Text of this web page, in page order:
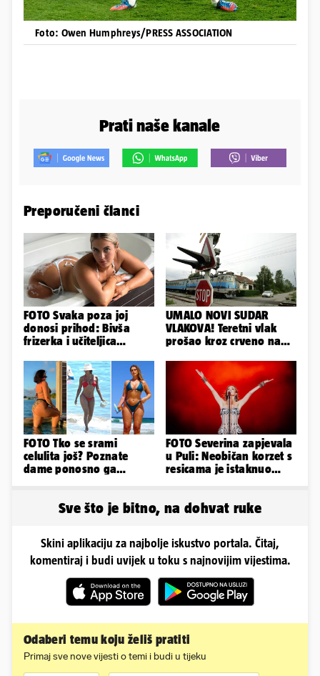
Foto: Owen Humphreys/PRESS ASSOCIATION
Prati naše kanale
Preporučeni članci
FOTO Svaka poza joj
donosi prihod: Bivša
frizerka i učiteljica
Instagram
UMALO NOVI SUDAR
VLAKOVA! Teretni vlak
prošao kroz crveno na
FOTO Tko se srami
celulita još? Poznate
dame ponosno ga
FOTO Severina zapjevala
u Puli: Neobičan korzet s
resicama je istaknuo
Sve što je bitno, na dohvat ruke
Skini aplikaciju za najbolje iskustvo portala. Čitaj,
komentiraj i budi uvijek u toku s najnovijim vijestima.
Odaberi temu koju želiš pratiti
Primaj sve nove vijesti o temi i budi u tijeku